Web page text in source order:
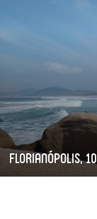
Florianópolis,